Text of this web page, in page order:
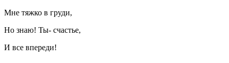
Мне тяжко в груди,
Но знаю! Ты- счастье,
И все впереди!